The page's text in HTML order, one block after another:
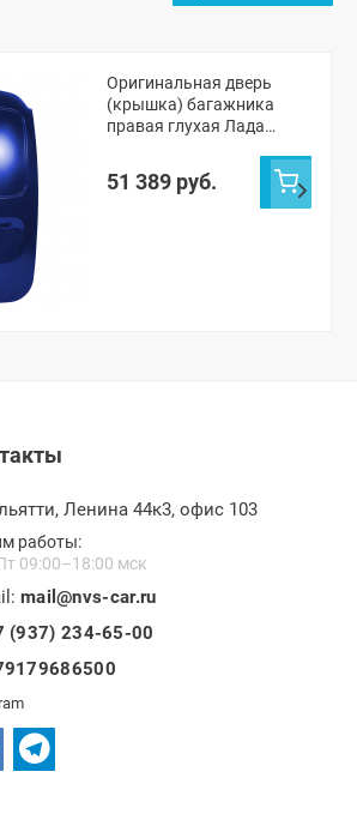
Оригинальная дверь
(крышка) багажника
правая глухая Лада
51 389 руб.
Ленина 44к3, офис 103
работы:
09:00–18:00 мск
mail@nvs-car.ru
(937) 234-65-00